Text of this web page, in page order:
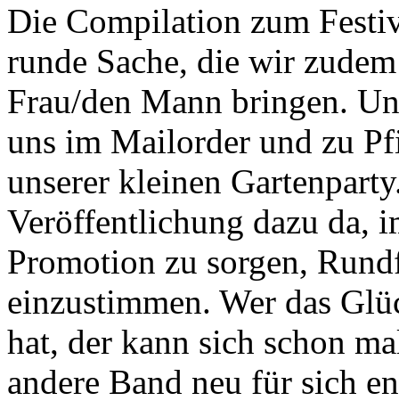
Die Compilation zum
runde Sache, die wir
Frau/den Mann bringen.
uns im Mailorder und zu
unserer kleinen
Veröffentlichung dazu da,
Promotion zu sorgen,
einzustimmen. Wer das
hat, der kann sich schon
andere Band neu für sich